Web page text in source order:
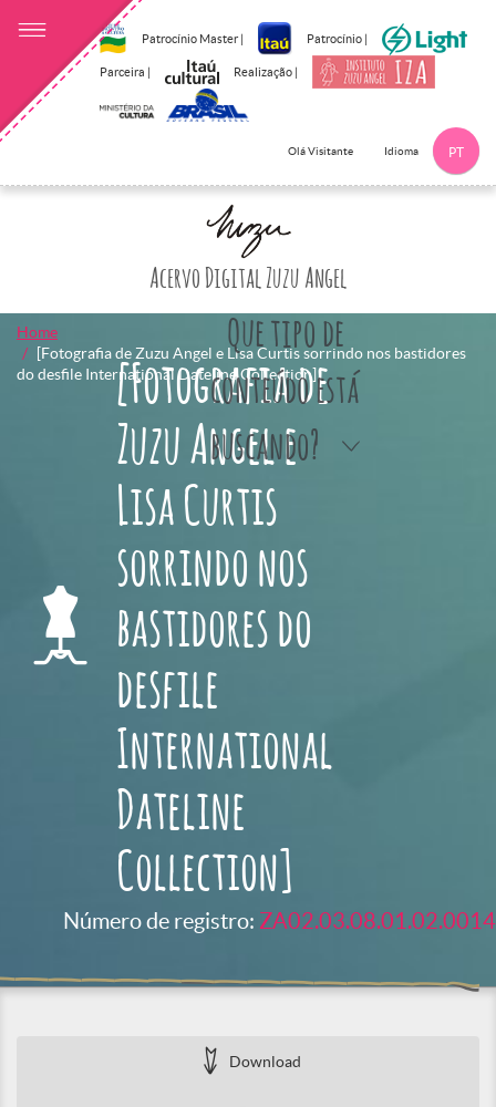
Patrocínio Master | Patrocínio |
Parceira | Realização |
Olá Visitante Idioma PT
Acervo Digital Zuzu Angel
Que tipo de
conteúdo está
buscando?
Home
[Fotografia de Zuzu Angel e Lisa Curtis sorrindo nos bastidores
do desfile International Dateline Collection]
[Fotografia de
Zuzu Angel e
Lisa Curtis
sorrindo nos
bastidores do
desfile
International
Dateline
Collection]
Número de registro: ZA02.03.08.01.02.0014
Download